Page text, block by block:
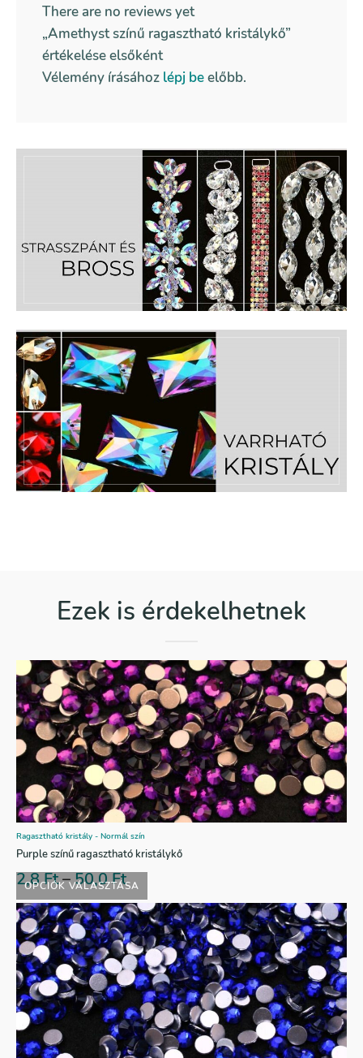
There are no reviews yet
„Amethyst színű ragasztható kristálykő”
értékelése elsőként
Vélemény írásához lépj beelőbb.
Ezek is érdekelhetnek
OPCIÓK VÁLASZTÁSA
Ragasztható kristály - Normál szín
Purple színű ragasztható kristálykő
2,8Ft–50,0Ft